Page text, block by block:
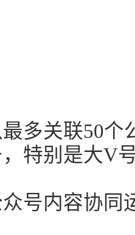
多关联50个
特别是大V
号内容协同